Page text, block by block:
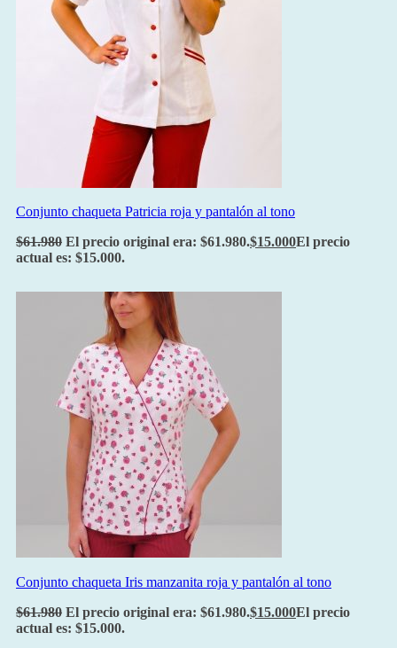
Conjunto chaqueta Patricia roja y pantalón al tono
$61.980 El precio original era: $61.980.$15.000El precio
actual es: $15.000.
Conjunto chaqueta Iris manzanita roja y pantalón al tono
$61.980 El precio original era: $61.980.$15.000El precio
actual es: $15.000.